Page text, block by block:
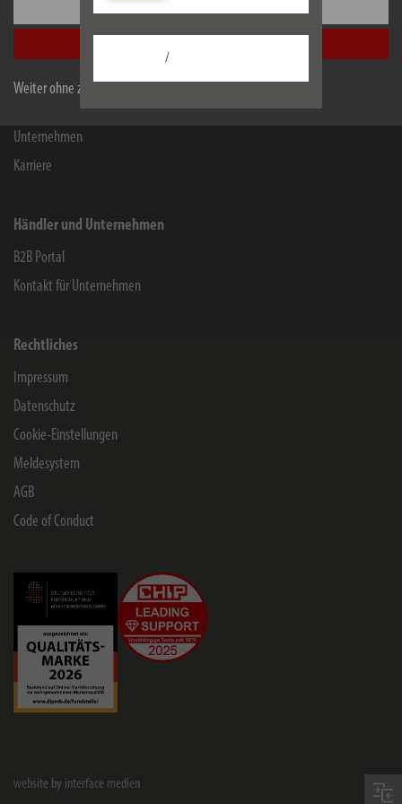
Weiter ohne zu akzeptieren
/
Kontakt für Endverbraucher
Herstellergarantie
Unternehmen
Karriere
Händler und Unternehmen
B2B Portal
Kontakt für Unternehmen
Rechtliches
Impressum
Datenschutz
Cookie-Einstellungen
Meldesystem
AGB
Code of Conduct
website by interface medien